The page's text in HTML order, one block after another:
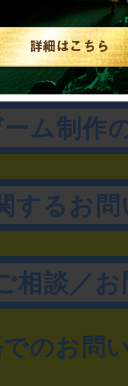
ケット
法人の方
ム制作
するお
相談／
のお問